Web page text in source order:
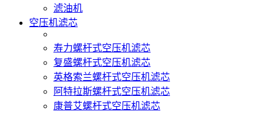
滤油机
空压机滤芯
寿力螺杆式空压机滤芯
复盛螺杆式空压机滤芯
英格索兰螺杆式空压机滤芯
阿特拉斯螺杆式空压机滤芯
康普艾螺杆式空压机滤芯